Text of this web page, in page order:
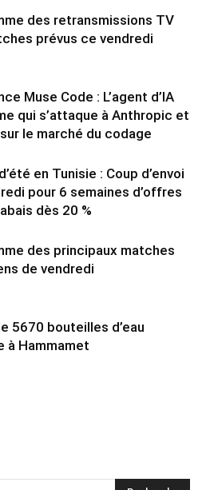
des retransmissions TV
prévus ce vendredi
Muse Code : L’agent d’IA
qui s’attaque à Anthropic et
le marché du codage
en Tunisie : Coup d’envoi
pour 6 semaines d’offres
dès 20 %
des principaux matches
de vendredi
5670 bouteilles d’eau
à Hammamet